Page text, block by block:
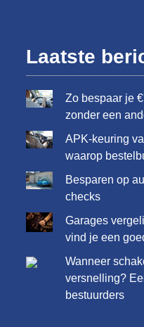
Laatste
Zo bespaar je
zonder een
APK-keuring
waarop
Besparen op
checks
Garages
vind je een
Wanneer
versnelling?
bestuurders